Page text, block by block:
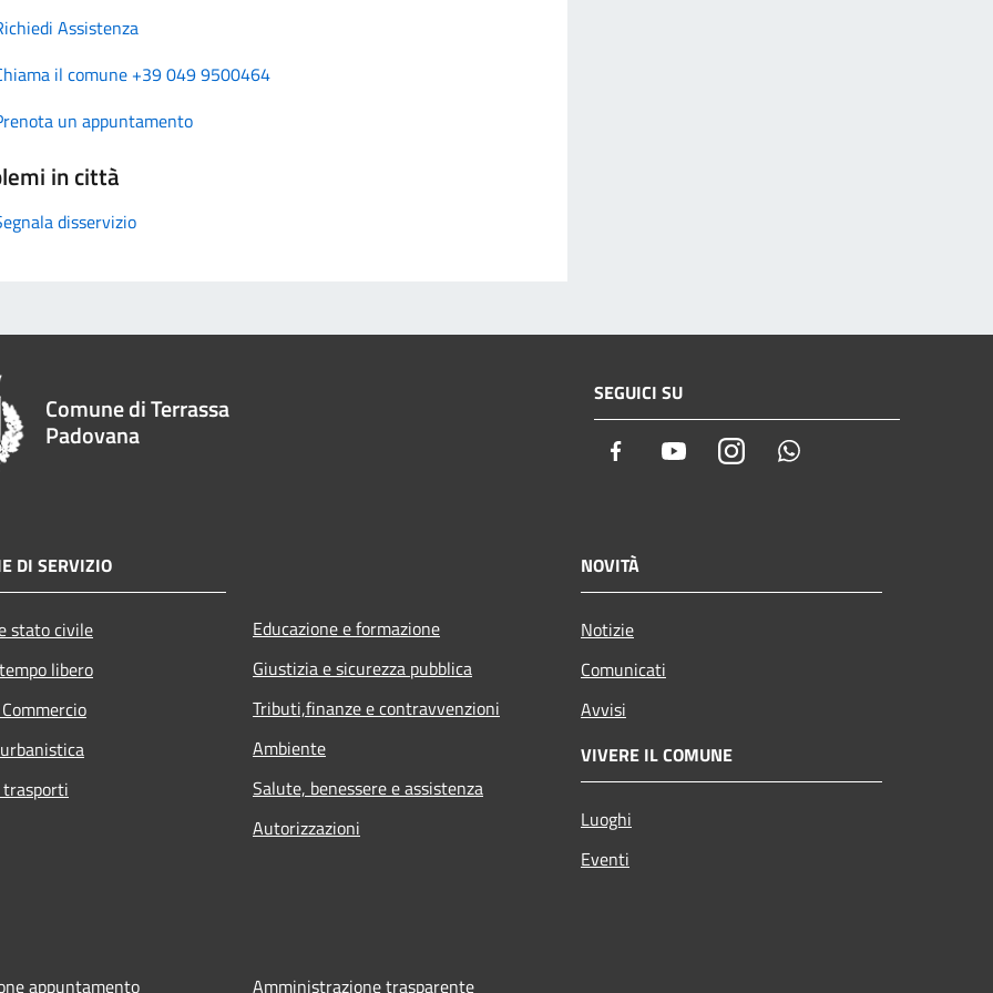
Assistenza
il comune +39 049 9500464
un appuntamento
in città
disservizio
Comune di Terrassa
Padovana
SEGUICI SU
Facebook YoutubeInstagram
DI SERVIZIO
stato civile
libero
Educazione e formazione
Giustizia e sicurezza pubblica
Tributi,finanze e contravvenzioni
Ambiente
Salute, benessere e assistenza
Autorizzazioni
NOVITÀ
Notizie
Comunicati
Avvisi
VIVERE IL COMUNE
Luoghi
Eventi
appuntamento Amministrazione trasparente